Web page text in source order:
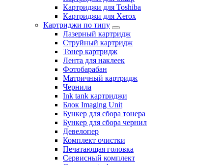
Картриджи для Toshiba
Картриджи для Xerox
Картриджи по типу
Лазерный картридж
Струйный картридж
Тонер картридж
Лента для наклеек
Фотобарабан
Матричный картридж
Чернила
Ink tank картриджи
Блок Imaging Unit
Бункер для сбора тонера
Бункер для сбора чернил
Девелопер
Комплект очистки
Печатающая головка
Сервисный комплект